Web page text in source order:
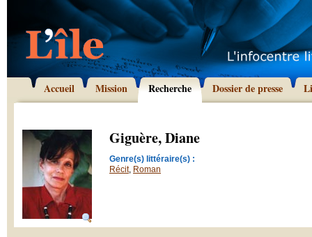
Accueil Mission Recherche Dossier de presse
Giguère, Diane
Genre(s) littéraire(s) :
Récit, Roman